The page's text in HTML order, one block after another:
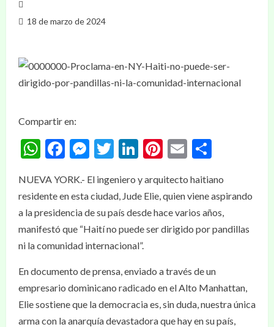
18 de marzo de 2024
Compartir en:
WhatsApp
Facebook
Messenger
Twitter
LinkedIn
Pinterest
Email
NUEVA YORK.- El ingeniero y arquitecto haitiano
residente en esta ciudad, Jude Elie, quien viene aspirando
a la presidencia de su país desde hace varios años,
manifestó que “Haití no puede ser dirigido por pandillas
ni la comunidad internacional”.
En documento de prensa, enviado a través de un
empresario dominicano radicado en el Alto Manhattan,
Elie sostiene que la democracia es, sin duda, nuestra única
arma con la anarquía devastadora que hay en su país,